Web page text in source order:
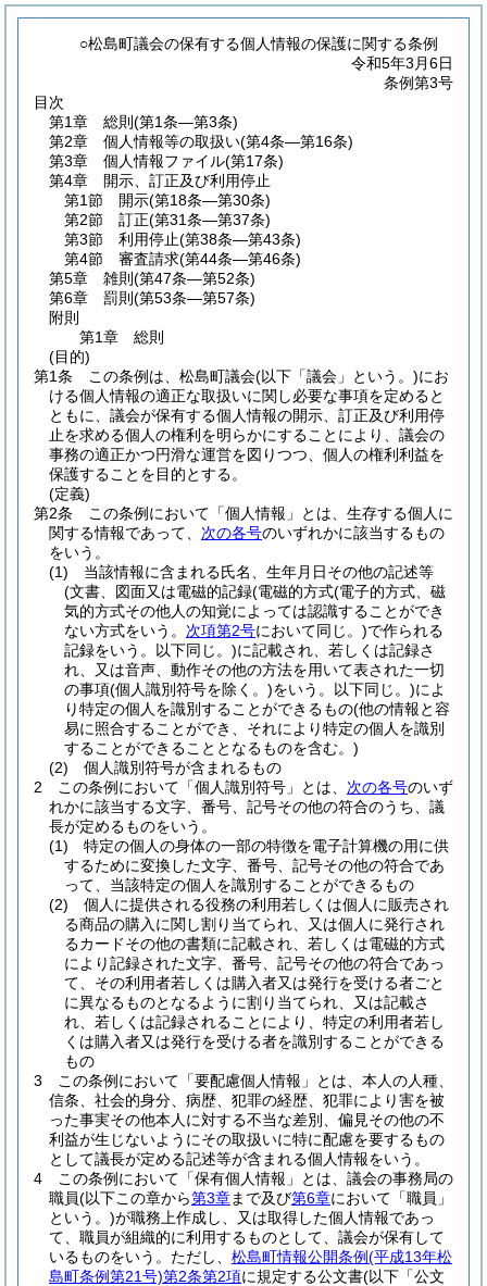
○松島町議会の保有する個人情報の保護に関する条例
令和5年3月6日
条例第3号
目次
第1章
総則 (第1条―第3条)
第2章
個人情報等の取扱い(第4条―第16条)
第3章
個人情報ファイル(第17条)
第4章
開示、訂正及び利用停止
第1節
開示(第18条―第30条)
第2節
訂正(第31条―第37条)
第3節
利用停止(第38条―第43条)
第4節
審査請求(第44条―第46条)
第5章
雑則 (第47条―第52条)
第6章
罰則 (第53条―第57条)
附則
第1章
総則
(目的)
第1条
この条例は、松島町議会(以下「議会」という。)にお
ける個人情報の適正な取扱いに関し必要な事項を定めると
ともに、議会が保有する個人情報の開示、訂正及び利用停
止を求める個人の権利を明らかにすることにより、議会の
事務の適正かつ円滑な運営を図りつつ、個人の権利利益を
保護することを目的とする。
(定義)
第2条
この条例において「個人情報」とは、生存する個人に
関する情報であって、 次の各号のいずれかに該当するもの
をいう。
(1)
当該情報に含まれる氏名、生年月日その他の記述等
(文書、図面又は電磁的記録(電磁的方式(電子的方式、磁
気的方式その他人の知覚によっては認識することができ
ない方式をいう。 次項第2号において同じ。)で作られる
記録をいう。以下同じ。)に記載され、若しくは記録さ
れ、又は音声、動作その他の方法を用いて表された一切
の事項(個人識別符号を除く。)をいう。以下同じ。)によ
り特定の個人を識別することができるもの(他の情報と容
易に照合することができ、それにより特定の個人を識別
することができることとなるものを含む。)
(2)
個人識別符号が含まれるもの
2
この条例において「個人識別符号」とは、 次の各号のいず
れかに該当する文字、番号、記号その他の符合のうち、議
長が定めるものをいう。
(1)
特定の個人の身体の一部の特徴を電子計算機の用に供
するために変換した文字、番号、記号その他の符合であ
って、当該特定の個人を識別することができるもの
(2)
個人に提供される役務の利用若しくは個人に販売され
る商品の購入に関し割り当てられ、又は個人に発行され
るカードその他の書類に記載され、若しくは電磁的方式
により記録された文字、番号、記号その他の符合であっ
て、その利用者若しくは購入者又は発行を受ける者ごと
に異なるものとなるように割り当てられ、又は記載さ
れ、若しくは記録されることにより、特定の利用者若し
くは購入者又は発行を受ける者を識別することができる
もの
3
この条例において「要配慮個人情報」とは、本人の人種、
信条、社会的身分、病歴、犯罪の経歴、犯罪により害を被
った事実その他本人に対する不当な差別、偏見その他の不
利益が生じないようにその取扱いに特に配慮を要するもの
として議長が定める記述等が含まれる個人情報をいう。
4
この条例において「保有個人情報」とは、議会の事務局の
職員(以下この章から第3章まで及び第6章において「職員」
という。)が職務上作成し、又は取得した個人情報であっ
て、職員が組織的に利用するものとして、議会が保有して
いるものをいう。 ただし、 松島町情報公開条例(平成13年松
島町条例第21号)第2条第2項に規定する公文書(以下「公文